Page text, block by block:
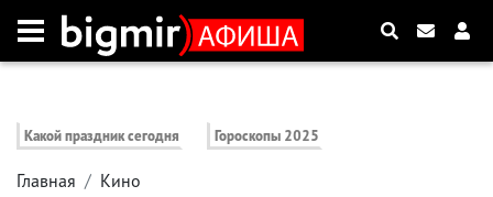
Какой праздник сегодня Гороскопы 2025
Главная Кино